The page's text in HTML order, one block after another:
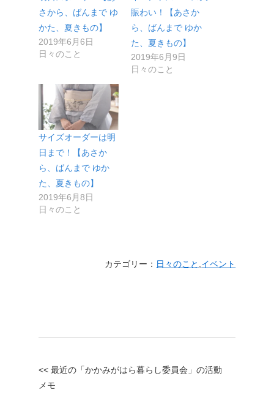
さから、ばんまで ゆ
かた、夏きもの】
2019年6月6日
日々のこと
賑わい！【あさか
ら、ばんまで ゆか
た、夏きもの】
2019年6月9日
日々のこと
サイズオーダーは明
日まで！【あさか
ら、ばんまで ゆか
た、夏きもの】
2019年6月8日
日々のこと
カテゴリー： 日々のこと イベント
<< 最近の「かかみがはら暮らし委員会」の活動
メモ